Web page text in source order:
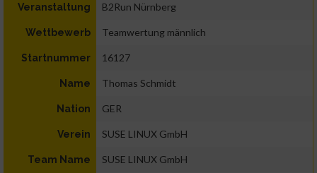
Veranstaltung B2Run Nürnberg
Wettbewerb Teamwertung männlich
Startnummer 16127
Name Thomas Schmidt
Nation GER
Verein SUSE LINUX GmbH
Team Name SUSE LINUX GmbH